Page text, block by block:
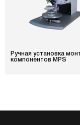
Ручная установка
компонентов MPS